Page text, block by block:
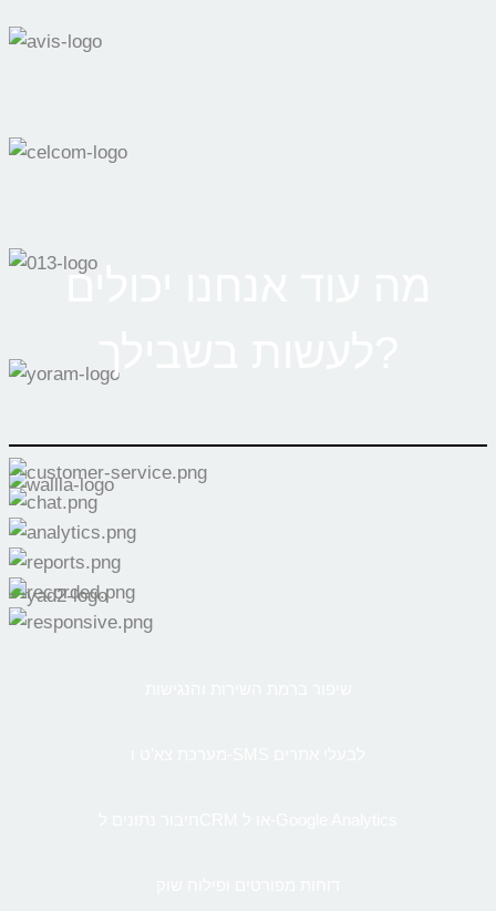
מה עוד אנחנו יכולים